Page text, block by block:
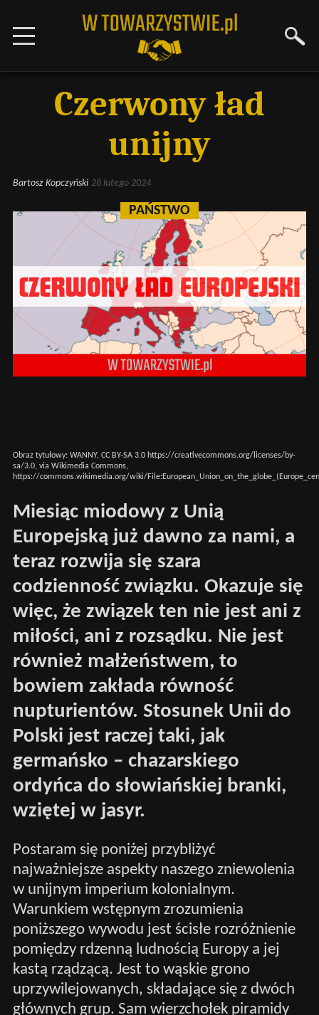
Czerwony ład
unijny
Bartosz Kopczyński 28 lutego 2024
PAŃSTWO
Obraz tytułowy: WANNY, CC BY-SA 3.0 https://creativecommons.org/licenses/by-
sa/3.0, via Wikimedia Commons,
https://commons.wikimedia.org/wiki/
Miesiąc miodowy z Unią
Europejską już dawno za nami, a
teraz rozwija się szara
codzienność związku. Okazuje się
więc, że związek ten nie jest ani z
miłości, ani z rozsądku. Nie jest
również małżeństwem, to
bowiem zakłada równość
nupturientów. Stosunek Unii do
Polski jest raczej taki, jak
germańsko – chazarskiego
ordyńca do słowiańskiej branki,
wziętej w jasyr.
Postaram się poniżej przybliżyć
najważniejsze aspekty naszego zniewolenia
w unijnym imperium kolonialnym.
Warunkiem wstępnym zrozumienia
poniższego wywodu jest ścisłe rozróżnienie
pomiędzy rdzenną ludnością Europy a jej
kastą rządzącą. Jest to wąskie grono
uprzywilejowanych, składające się z dwóch
głównych grup. Sam wierzchołek piramidy